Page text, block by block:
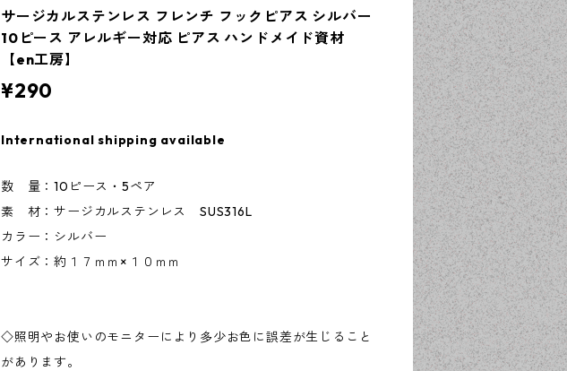
サージカルステンレス フレンチ フックピアス シルバー
10ピース アレルギー対応 ピアス ハンドメイド資材
【en工房】
¥290
International shipping available
数 量：10ピース・5ペア
素 材：サージカルステンレス SUS316L
カラー：シルバー
サイズ：約１７ｍｍ×１０ｍｍ
◇照明やお使いのモニターにより多少お色に誤差が生じること
があります。